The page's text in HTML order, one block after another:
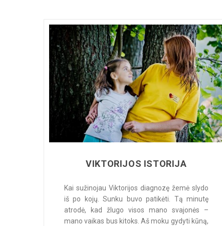
VIKTORIJOS ISTORIJA
Kai sužinojau Viktorijos diagnozę žemė slydo
iš po kojų. Sunku buvo patikėti. Tą minutę
atrodė, kad žlugo visos mano svajonės –
mano vaikas bus kitoks. Aš moku gydyti kūną,